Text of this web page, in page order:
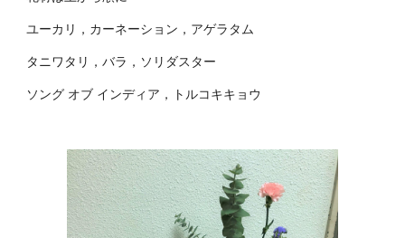
ユーカリ，カーネーション，アゲラタム
タニワタリ，バラ，ソリダスター
ソング オブ インディア，トルコキキョウ